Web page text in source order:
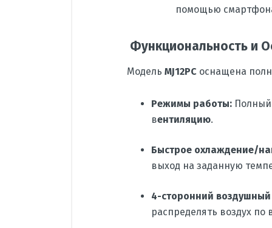
помощью
Функциональность и
Модель MJ12PC оснащена
Режимы работы:
вентиляцию.
Быстрое охлаждение/
выход на заданную
4-сторонний воздушный
распределять воздух